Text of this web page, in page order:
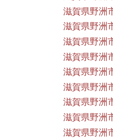
滋賀県野洲
滋賀県野洲
滋賀県野洲
滋賀県野洲
滋賀県野洲
滋賀県野洲
滋賀県野洲
滋賀県野洲
滋賀県野洲